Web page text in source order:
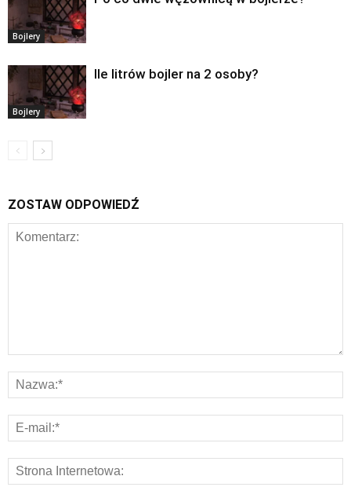
Bojlery
Bojlery
Ile litrów bojler na 2 osoby?
ZOSTAW ODPOWIEDŹ